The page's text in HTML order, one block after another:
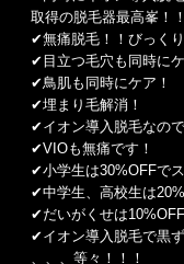
取得の脱毛器最高峯！！
✔︎無痛脱毛！！びっく
✔︎目立つ毛穴も同時にケ
✔︎鳥肌も同時にケア！
✔︎埋まり毛解消！
✔︎イオン導入脱毛なの
✔︎VIOも無痛です！
✔︎小学生は30%OFFで
✔︎中学生、高校生は
✔︎だいがくせは
✔︎イオン導入脱毛で黒ず
、、、等々！！！